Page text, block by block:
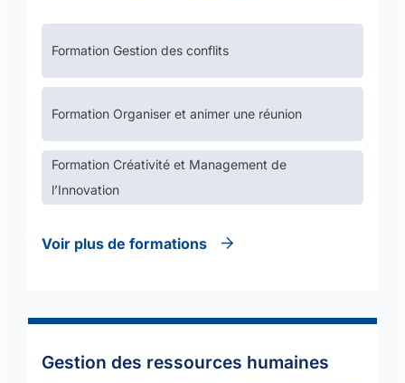
Formation Gestion des conflits
Formation Organiser et animer une réunion
Formation Créativité et Management de
l’Innovation
Voir plus de formations
Gestion des ressources humaines